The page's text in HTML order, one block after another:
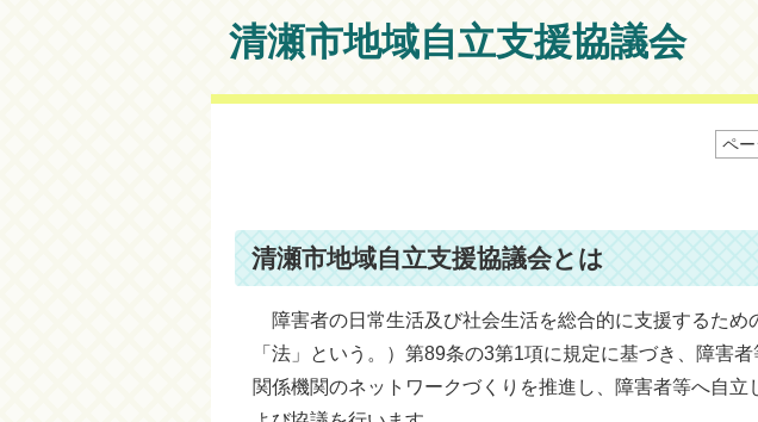
清瀬市地域自立支援協議会
ペ
清瀬市地域自立支援協議会とは
障害者の日常生活及び社会生活を総合的に支援するため
「法」という。）第89条の3第1項に規定に基づき、障害
関係機関のネットワークづくりを推進し、障害者等へ自